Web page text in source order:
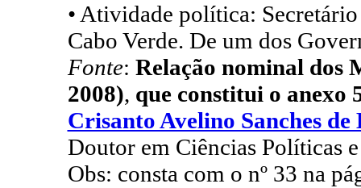
• Atividade política:
Cabo Verde. De um dos
Fonte: Relação nominal dos
2008), que constitui o anexo
Crisanto Avelino Sanches de
Doutor em Ciências Políticas
Obs: consta com o nº 33 na